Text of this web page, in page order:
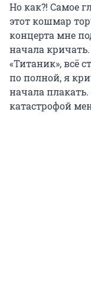
Но как?! Самое
этот кошмар
концерта мне
начала
«Титаник», всё
по полной, я
начала
катастрофой